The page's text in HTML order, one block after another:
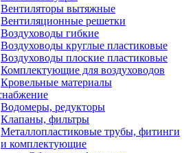
Вентиляторы вытяжные
Вентиляционные решетки
Воздуховоды гибкие
Воздуховоды круглые пластиковые
Воздуховоды плоские пластиковые
Комплектующие для воздуховодов
Кровельные материалы
Водомеры, редукторы
Клапаны, фильтры
Металлопластиковые трубы, фитинги
и комплектующие